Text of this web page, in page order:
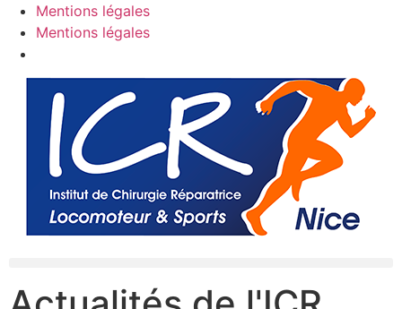
Mentions légales
Mentions légales